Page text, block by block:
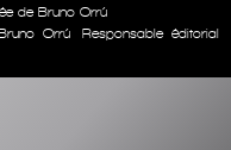
de Bruno Orrú
Orrú
Responsable éditorial